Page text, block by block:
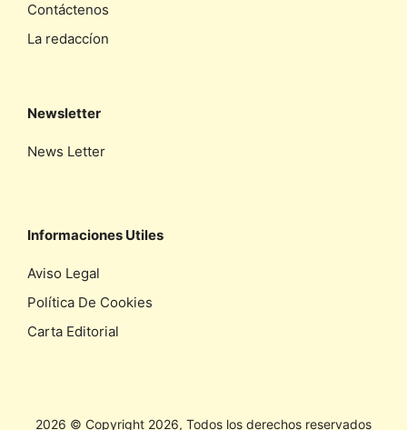
Contáctenos
La redaccíon
Newsletter
News Letter
Informaciones Utiles
Aviso Legal
Política De Cookies
Carta Editorial
2026 © Copyright 2026, Todos los derechos reservados